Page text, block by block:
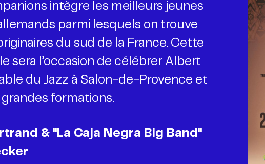
intègre les meilleurs jeunes
parmi lesquels on trouve
du sud de la France. Cette
sera l’occasion de célébrer Albert
du Jazz à Salon-de-Provence et
formations.
& "La Caja Negra Big Band"